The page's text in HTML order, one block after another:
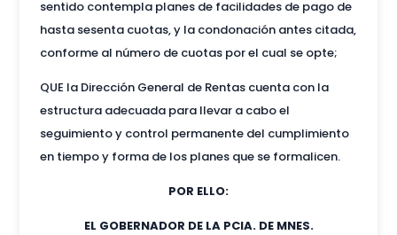
sentido contempla planes de facilidades de pago de
hasta sesenta cuotas, y la condonación antes citada,
conforme al número de cuotas por el cual se opte;
QUE la Dirección General de Rentas cuenta con la
estructura adecuada para llevar a cabo el
seguimiento y control permanente del cumplimiento
en tiempo y forma de los planes que se formalicen.
POR ELLO:
EL GOBERNADOR DE LA PCIA. DE MNES.